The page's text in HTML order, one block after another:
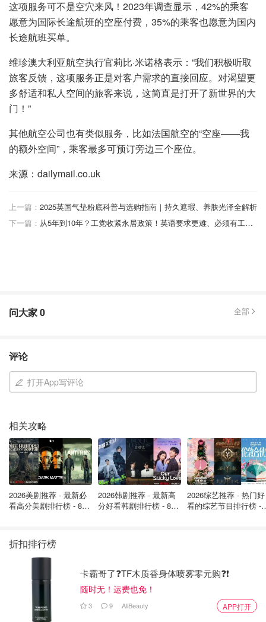
这项服务可不是空穴来风！2023年调查显示，42%的乘客
愿意为国际长途航班的空座付费，35%的乘客也愿意为国内
长途航班买单。
维珍澳大利亚航空执行官莉比·米诺格表示：“我们积极听取
旅客反馈，这项服务正是对客户需求的直接回应。对渴望更
多舒适和私人空间的旅客来说，这简直是打开了新世界的大
门！”
其他航空公司也有类似服务，比如法国航空的“空座——我
的额外空间”，乘客最多可预订旁边三个座位。
来源：dailymail.co.uk
上一篇： 2025英国气垫粉底科普与选购指南｜持久遮瑕、养肤光泽全解析
下一篇：
从5年到10年？工党收紧永居政策！英语要求更难、必须有工作、还要交社保
问大家0 全部
评论
打开App写评论
相关攻略
2026美剧推荐 - 最新必
看高分美剧排行榜 - 8月
2026韩剧推荐 - 最新高
分好看韩剧排行榜 - 8月
2026综艺推荐 - 热门好
看的综艺节目排行榜 -
折扣排行榜
卡霸哥了❓TF木质香身体喷雾零元购❓❗
随时无！运费也免！
3 9 AllBeauty APP打开